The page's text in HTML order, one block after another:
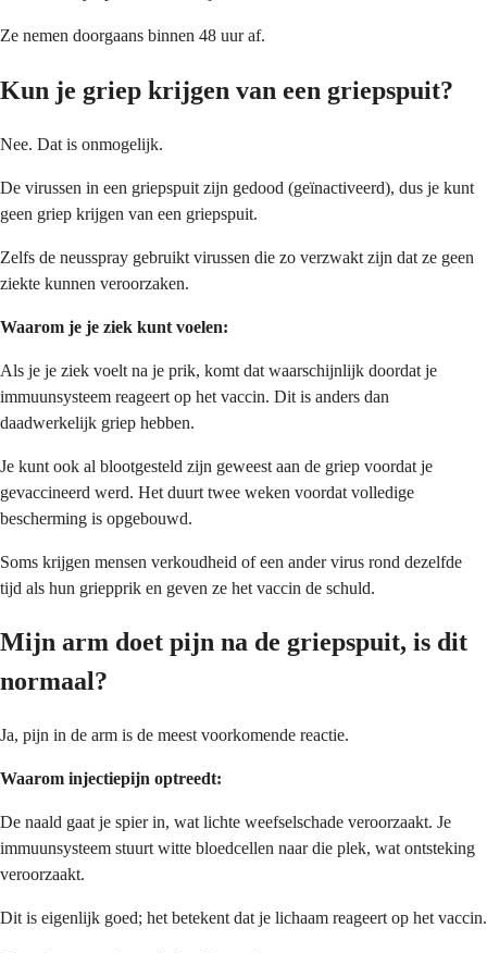
Ze nemen doorgaans binnen 48 uur af.
Kun je griep krijgen van een griepspuit?
Nee. Dat is onmogelijk.
De virussen in een griepspuit zijn gedood (geïnactiveerd), dus je kunt
geen griep krijgen van een griepspuit.
Zelfs de neusspray gebruikt virussen die zo verzwakt zijn dat ze geen
ziekte kunnen veroorzaken.
Waarom je je ziek kunt voelen:
Als je je ziek voelt na je prik, komt dat waarschijnlijk doordat je
immuunsysteem reageert op het vaccin. Dit is anders dan
daadwerkelijk griep hebben.
Je kunt ook al blootgesteld zijn geweest aan de griep voordat je
gevaccineerd werd. Het duurt twee weken voordat volledige
bescherming is opgebouwd.
Soms krijgen mensen verkoudheid of een ander virus rond dezelfde
tijd als hun griepprik en geven ze het vaccin de schuld.
Mijn arm doet pijn na de griepspuit, is dit
normaal?
Ja, pijn in de arm is de meest voorkomende reactie.
Waarom injectiepijn optreedt:
De naald gaat je spier in, wat lichte weefselschade veroorzaakt. Je
immuunsysteem stuurt witte bloedcellen naar die plek, wat ontsteking
veroorzaakt.
Dit is eigenlijk goed; het betekent dat je lichaam reageert op het vaccin.